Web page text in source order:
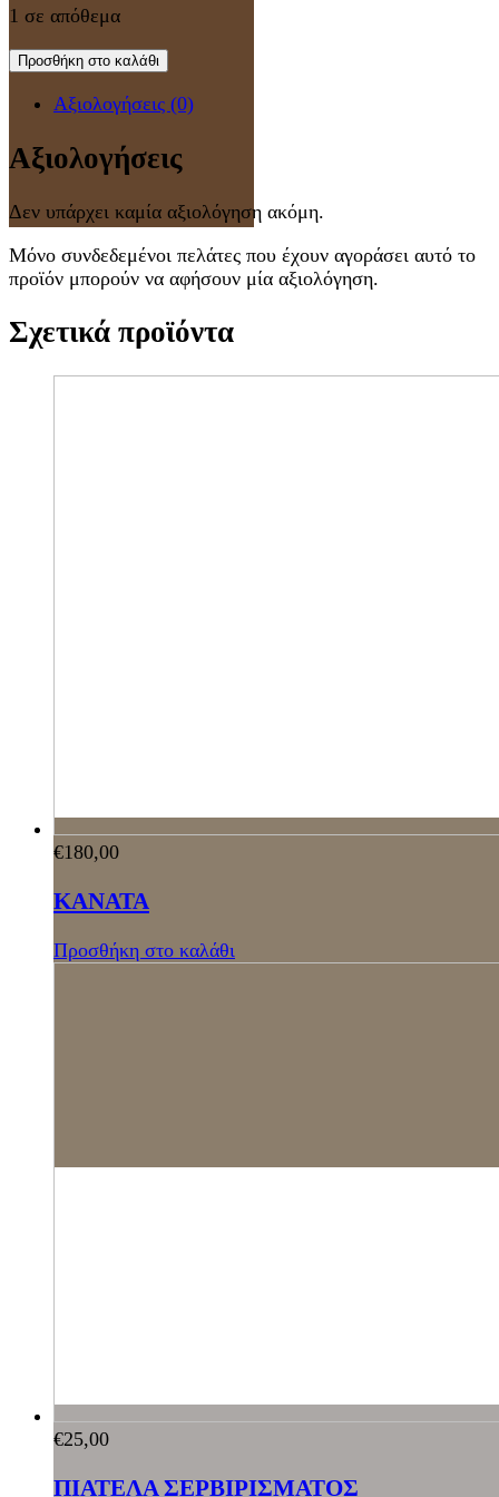
1 σε απόθεμα
Προσθήκη στο καλάθι
Αξιολογήσεις (0)
Αξιολογήσεις
Δεν υπάρχει καμία αξιολόγηση ακόμη.
Μόνο συνδεδεμένοι πελάτες που έχουν αγοράσει αυτό το
προϊόν μπορούν να αφήσουν μία αξιολόγηση.
Σχετικά προϊόντα
€180,00
ΚΑΝΑΤΑ
Προσθήκη στο καλάθι
€25,00
ΠΙΑΤΕΛΑ ΣΕΡΒΙΡΙΣΜΑΤΟΣ